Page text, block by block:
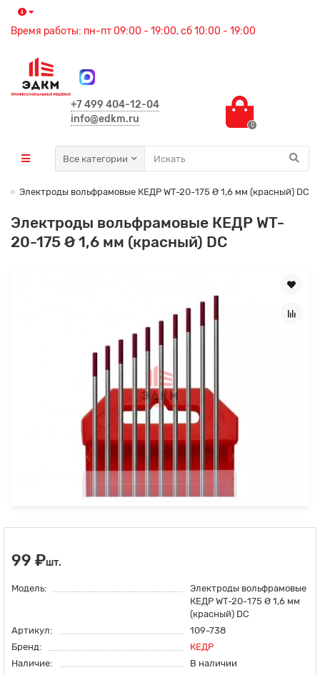
Время работы: пн-пт 09:00 - 19:00, сб 10:00 - 19:00
+7 499 404-12-04
info@edkm.ru
0
Все категории
Электроды вольфрамовые КЕДР WT-20-175 Ø 1,6 мм (красный) DC
Электроды вольфрамовые КЕДР WT-
20-175 Ø 1,6 мм (красный) DC
99 ₽шт.
Модель:
Электроды вольфрамовые
КЕДР WT-20-175 Ø 1,6 мм
(красный) DC
Артикул:
109-738
Бренд:
КЕДР
Наличие:
В наличии